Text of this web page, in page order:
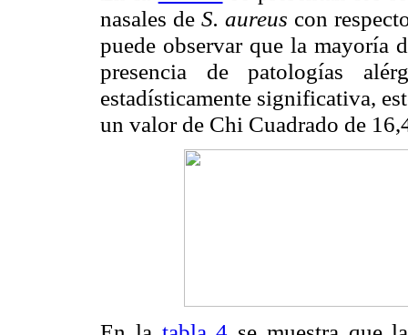
nasales deS. aureus con
puede observar que la mayoría
presencia de patologías
estadísticamente significativa,
un valor de Chi Cuadrado de